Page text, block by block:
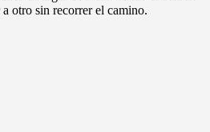
otro sin recorrer el camino.